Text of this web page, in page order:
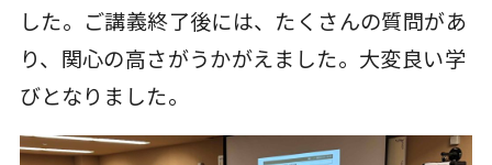
した。ご講義終了後には、たくさんの質問があ
り、関心の高さがうかがえました。大変良い学
びとなりました。